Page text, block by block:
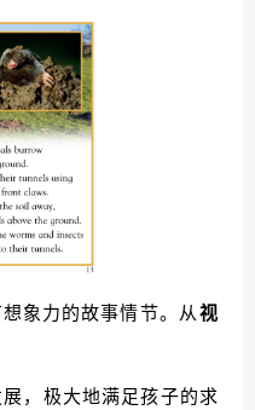
象力的故事情节。 从视
，极大地满足孩子的求